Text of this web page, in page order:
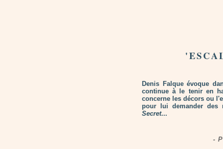
Denis Falque évoque
continue à le tenir en
concerne les décors ou
pour lui demander des
Secret...
-